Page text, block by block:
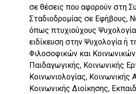
σε θέσεις που αφορούν στη
Σταδιοδρομίας σε Εφήβους,
όπως πτυχιούχους
ειδίκευση στην Ψυχολογία ή
Φιλοσοφικών και
Παιδαγωγικής, Κοινωνικής
Κοινωνιολογίας, Κοινωνικής
Κοινωνικής Διοίκησης,